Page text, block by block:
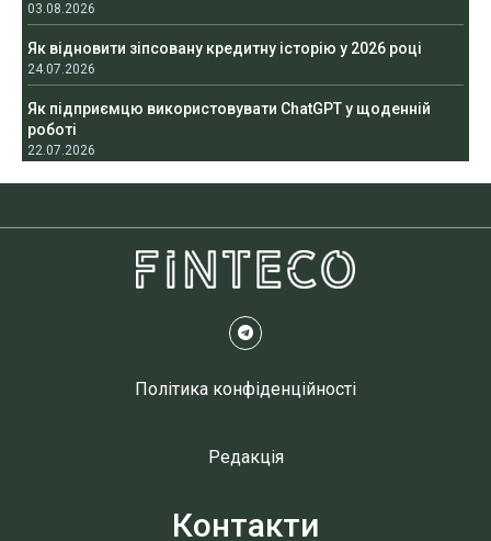
03.08.2026
Як відновити зіпсовану кредитну історію у 2026 році
24.07.2026
Як підприємцю використовувати ChatGPT у щоденній
роботі
22.07.2026
Політика конфіденційності
Редакція
Контакти